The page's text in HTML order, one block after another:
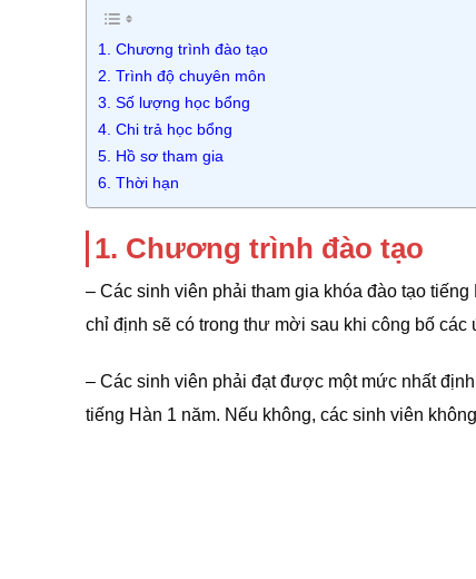
1. Chương trình đào tạo
2. Trình độ chuyên môn
3. Số lượng học bổng
4. Chi trả học bổng
5. Hồ sơ tham gia
6. Thời hạn
1. Chương trình đào tạo
– Các sinh viên phải tham gia khóa đào tạo
chỉ định sẽ có trong thư mời sau khi công bố các
– Các sinh viên phải đạt được một mức nhất
tiếng Hàn 1 năm. Nếu không, các sinh viên